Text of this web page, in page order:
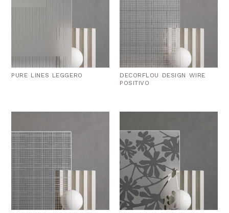
PURE LINES LEGGERO
DECORFLOU DESIGN WIRE
POSITIVO